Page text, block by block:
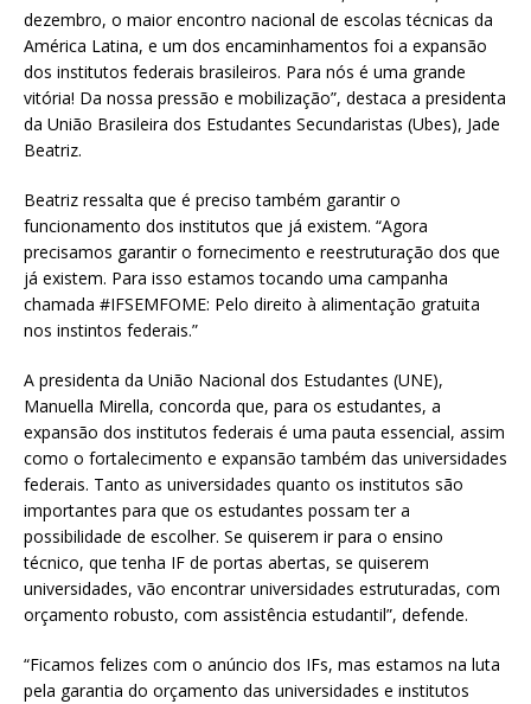
dezembro, o maior encontro nacional de escolas técnicas da
América Latina, e um dos encaminhamentos foi a expansão
dos institutos federais brasileiros. Para nós é uma grande
vitória! Da nossa pressão e mobilização”, destaca a presidenta
da União Brasileira dos Estudantes Secundaristas (Ubes), Jade
Beatriz.
Beatriz ressalta que é preciso também garantir o
funcionamento dos institutos que já existem. “Agora
precisamos garantir o fornecimento e reestruturação dos que
já existem. Para isso estamos tocando uma campanha
chamada #IFSEMFOME: Pelo direito à alimentação gratuita
nos instintos federais.”
A presidenta da União Nacional dos Estudantes (UNE),
Manuella Mirella, concorda que, para os estudantes, a
expansão dos institutos federais é uma pauta essencial, assim
como o fortalecimento e expansão também das universidades
federais. Tanto as universidades quanto os institutos são
importantes para que os estudantes possam ter a
possibilidade de escolher. Se quiserem ir para o ensino
técnico, que tenha IF de portas abertas, se quiserem
universidades, vão encontrar universidades estruturadas, com
orçamento robusto, com assistência estudantil”, defende.
“Ficamos felizes com o anúncio dos IFs, mas estamos na luta
pela garantia do orçamento das universidades e institutos